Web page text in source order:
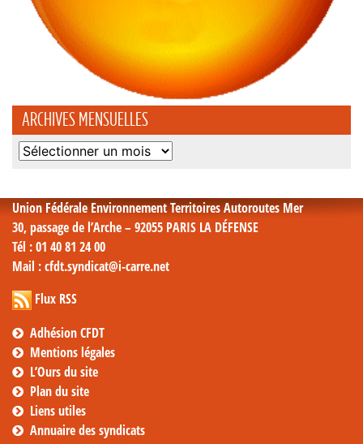
ARCHIVES MENSUELLES
Archives
Union Fédérale Environnement Territoires Autoroutes Mer
30, passage de l’Arche – 92055 PARIS LA DÉFENSE
Tél : 01 40 81 24 00
Mail : cfdt.syndicat@i-carre.net
Flux RSS
Adhésion CFDT
Mentions légales
L’Ours du site
Plan du site
Liens utiles
Annuaire des syndicats